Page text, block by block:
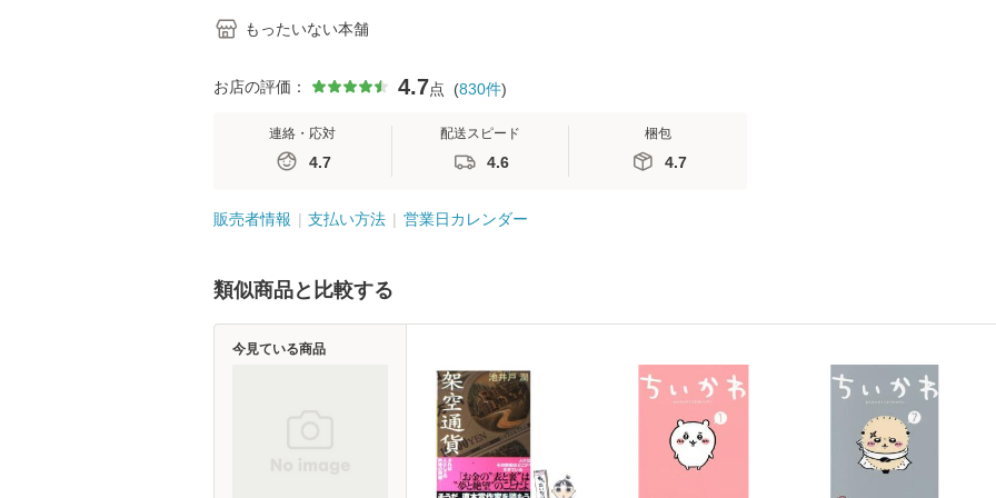
もったいない本舗
お店の評価： 4.7点 (830件)
連絡・応対
4.7
配送スピード
4.6
梱包
4.7
販売者情報 支払い方法 営業日カレンダー
類似商品と比較する
今見ている商品